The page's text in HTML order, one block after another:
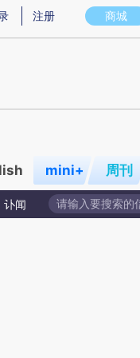
图存在偏差。不代表财新观
商城
注册
mini+ 周刊
讣闻